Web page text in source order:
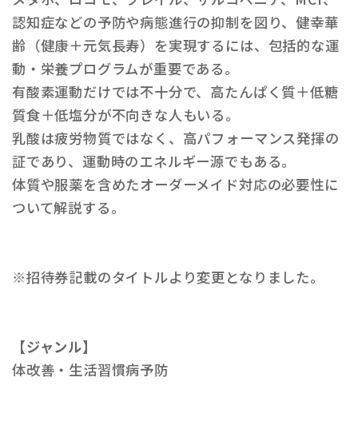
認知症などの予防や病態進行の抑制を図り、健幸華
齢（健康＋元気長寿）を実現するには、包括的な運
動・栄養プログラムが重要である。
有酸素運動だけでは不十分で、高たんぱく質＋低糖
質食＋低塩分が不向きな人もいる。
乳酸は疲労物質ではなく、高パフォーマンス発揮の
証であり、運動時のエネルギー源でもある。
体質や服薬を含めたオーダーメイド対応の必要性に
ついて解説する。
※招待券記載のタイトルより変更となりました。
【ジャンル】
体改善・生活習慣病予防